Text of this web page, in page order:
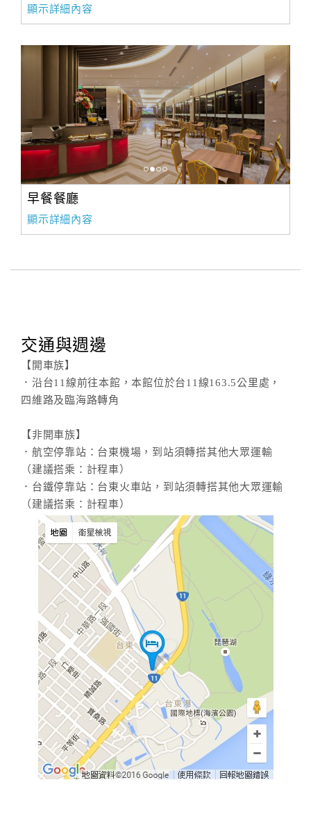
顯示詳細內容
早餐餐廳
顯示詳細內容
交通與週邊
【開車族】
．沿台11線前往本館，本館位於台11線163.5公里處，
四維路及臨海路轉角
【非開車族】
．航空停靠站：台東機場，到站須轉搭其他大眾運輸
（建議搭乘：計程車）
．台鐵停靠站：台東火車站，到站須轉搭其他大眾運輸
（建議搭乘：計程車）